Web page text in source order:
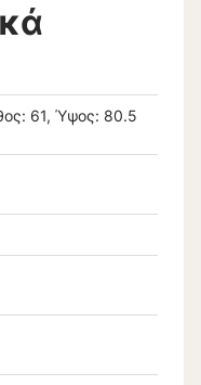
61, Ύψος: 80.5